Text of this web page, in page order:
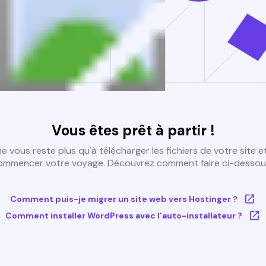
Vous êtes prêt à partir !
vous reste plus qu'à télécharger les fichiers de votre site
votre voyage. Découvrez comment faire ci-
Comment puis-je migrer un site web vers Hostinger ?
Comment installer WordPress avec l'auto-installateur ?